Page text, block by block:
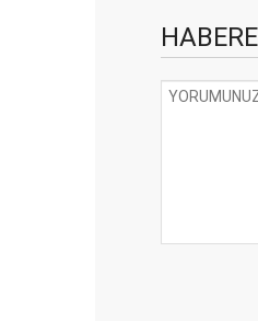
HABERE